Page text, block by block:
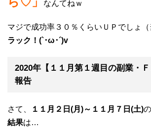
なんてねｗ
マジで成功率３０％くらいＵＰでしょ（
ラック！(`･ω･´)v
2020年【１１月第１週目の副業・
報告
さて、 １１月２日(月)～１１月７日(土)の
結果は…